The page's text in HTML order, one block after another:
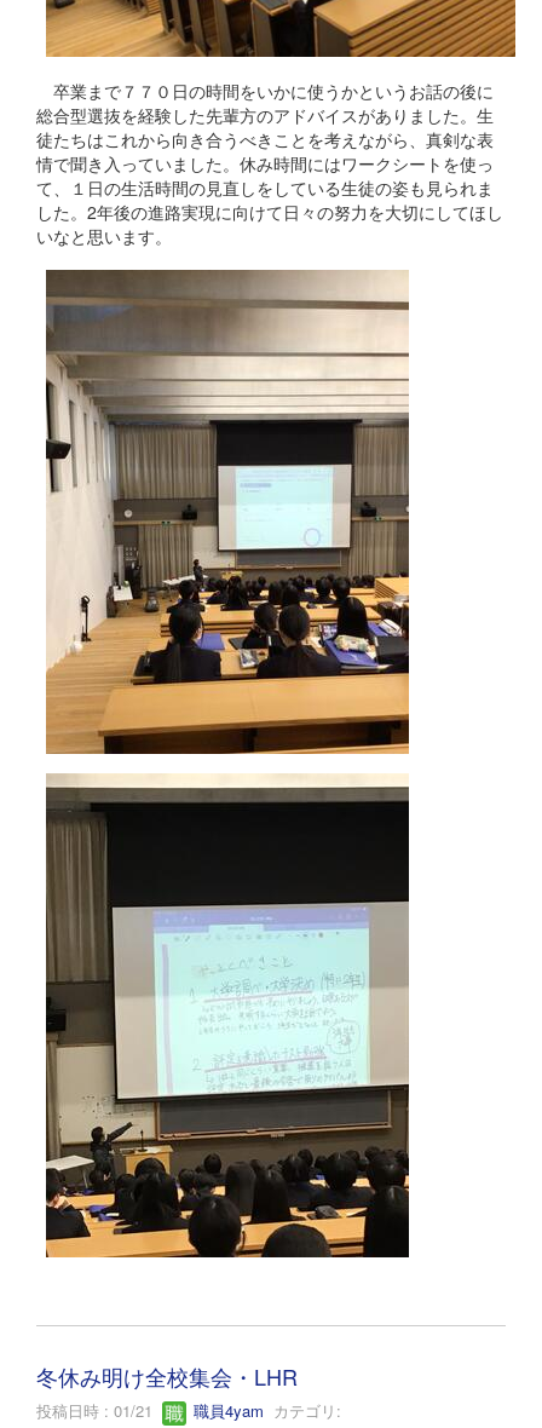
卒業まで７７０日の時間をいかに使うかというお話の後に
総合型選抜を経験した先輩方のアドバイスがありました。生
徒たちはこれから向き合うべきことを考えながら、真剣な表
情で聞き入っていました。休み時間にはワークシートを使っ
て、１日の生活時間の見直しをしている生徒の姿も見られま
した。2年後の進路実現に向けて日々の努力を大切にしてほし
いなと思います。
冬休み明け全校集会・LHR
投稿日時 : 01/21 職員4yam カテゴリ: